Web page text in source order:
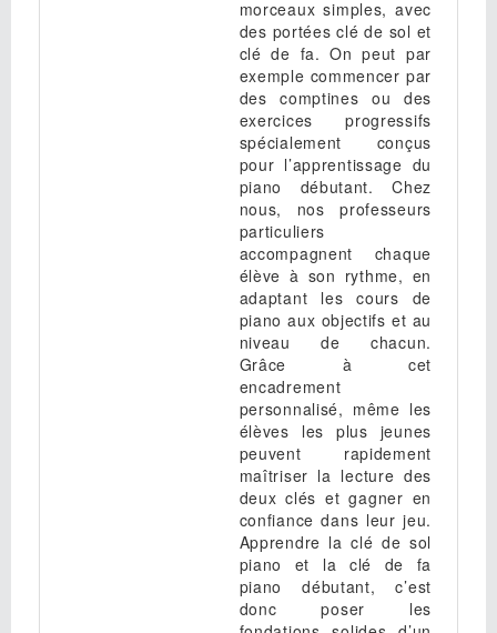
morceaux simples, avec
des portées clé de sol et
clé de fa. On peut par
exemple commencer par
des comptines ou des
exercices progressifs
spécialement conçus
pour l’apprentissage du
piano débutant. Chez
nous, nos professeurs
particuliers
accompagnent chaque
élève à son rythme, en
adaptant les cours de
piano aux objectifs et au
niveau de chacun.
Grâce à cet
encadrement
personnalisé, même les
élèves les plus jeunes
peuvent rapidement
maîtriser la lecture des
deux clés et gagner en
confiance dans leur jeu.
Apprendre la clé de sol
piano et la clé de fa
piano débutant, c’est
donc poser les